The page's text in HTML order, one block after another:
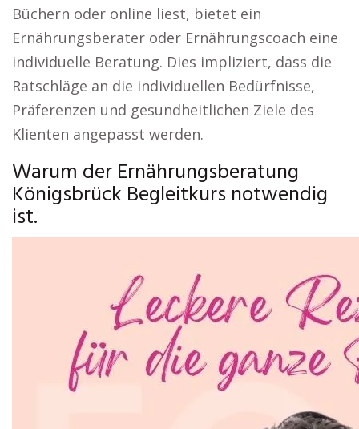
Büchern oder online liest, bietet ein
Ernährungsberater oder Ernährungscoach eine
individuelle Beratung. Dies impliziert, dass die
Ratschläge an die individuellen Bedürfnisse,
Präferenzen und gesundheitlichen Ziele des
Klienten angepasst werden.
Warum der Ernährungsberatung
Königsbrück Begleitkurs notwendig
ist.